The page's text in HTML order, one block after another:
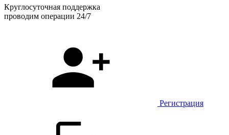
Круглосуточная поддержка
проводим операции 24/7
Регистрация